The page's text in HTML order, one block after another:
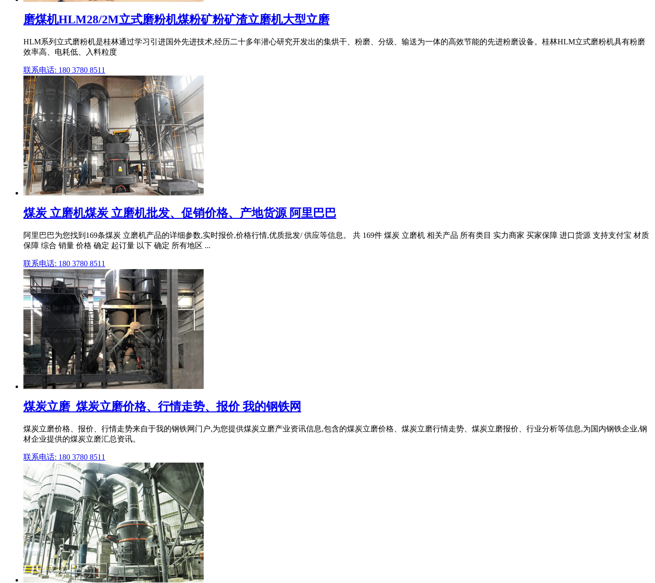
磨煤机HLM28/2M立式磨粉机煤粉矿粉矿渣立磨机大型立磨
HLM系列立式磨粉机是桂林通过学习引进国外先进技术,经历二十多年潜心研究开发出的集烘干、粉磨、分级、输送为一体的高效节能的先进粉磨设备。桂林HLM立式磨粉机具有粉磨
效率高、电耗低、入料粒度
联系电话: 180 3780 8511
煤炭 立磨机煤炭 立磨机批发、促销价格、产地货源 阿里巴巴
阿里巴巴为您找到169条煤炭 立磨机产品的详细参数,实时报价,价格行情,优质批发/ 供应等信息。 共 169件 煤炭 立磨机 相关产品 所有类目 实力商家 买家保障 进口货源 支持支付宝 材质
保障 综合 销量 价格 确定 起订量 以下 确定 所有地区 ...
联系电话: 180 3780 8511
煤炭立磨_煤炭立磨价格、行情走势、报价 我的钢铁网
煤炭立磨价格、报价、行情走势来自于我的钢铁网门户,为您提供煤炭立磨产业资讯信息,包含的煤炭立磨价格、煤炭立磨行情走势、煤炭立磨报价、行业分析等信息,为国内钢铁企业,钢
材企业提供的煤炭立磨汇总资讯。
联系电话: 180 3780 8511